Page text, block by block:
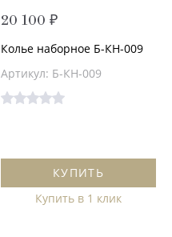
20 100 ₽
Колье наборное Б-КН-009
Артикул: Б-КН-009
КУПИТЬ
Купить в 1 клик